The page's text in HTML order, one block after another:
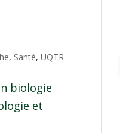
, Santé,UQTR
biologie
et